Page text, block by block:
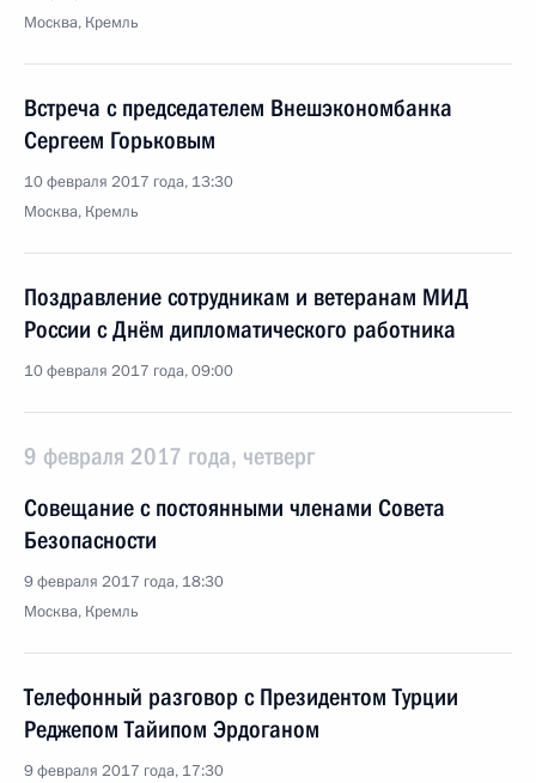
Москва, Кремль
Встреча с председателем Внешэкономбанка
Сергеем Горьковым
10 февраля 2017 года, 13:30
Москва, Кремль
Поздравление сотрудникам и ветеранам МИД
России с Днём дипломатического работника
10 февраля 2017 года, 09:00
9 февраля 2017 года, четверг
Совещание с постоянными членами Совета
Безопасности
9 февраля 2017 года, 18:30
Москва, Кремль
Телефонный разговор с Президентом Турции
Реджепом Тайипом Эрдоганом
9 февраля 2017 года, 17:30